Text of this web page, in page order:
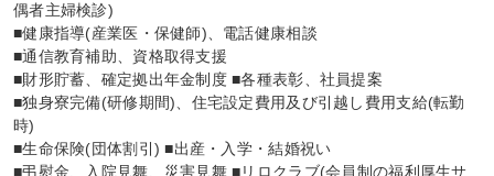
偶者主婦検診)
■健康指導(産業医・保健師)、電話健康相談
■通信教育補助、資格取得支援
■財形貯蓄、確定拠出年金制度 ■各種表彰、社員提案
■独身寮完備(研修期間)、住宅設定費用及び引越し費用支給(転勤
時)
■生命保険(団体割引) ■出産・入学・結婚祝い
■弔慰金、入院見舞、災害見舞 ■リロクラブ(会員制の福利厚生サ